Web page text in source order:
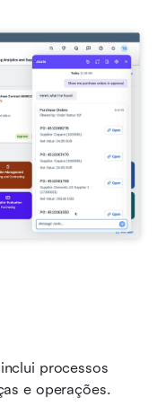
processos
e operações.